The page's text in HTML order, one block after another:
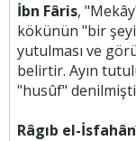
İbn Fâris,
kökünün "bir
yutulması ve
belirtir. Ayın
"husûf"
Râgıb el-